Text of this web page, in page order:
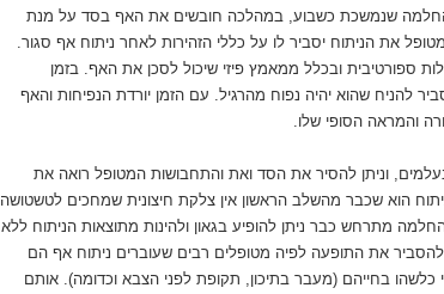
החלמה שנמשכת כשבוע, במהלכה חובשים את האף בסד על מנת
את הניתוח יסביר לו על כללי הזהירות לאחר ניתוח אף סגור.
ספורטיבית ובכלל ממאמץ פיזי שיכול לסכן את האף. בזמן
להניח שהוא יהיה נפוח מהרגיל. עם הזמן יורדת הנפיחות והאף
והמראה הסופי שלו.
וניתן להסיר את הסד ואת והתחבושות המטופל רואה את
הוא שכבר מהשלב הראשון אין צלקת חיצונית שמחכים לטשטושה.
מתרחש כבר ניתן להופיע בגאון ולהינות מתוצאות הניתוח ללא
את התופעה לפיה מטופלים רבים שעוברים ניתוח אף הם
כלשהו בחייהם (מעבר בתיכון, תקופת לפני הצבא וכדומה). אותם